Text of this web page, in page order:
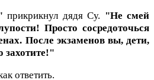
прикрикнул дядя Су. "Не смей
Просто сосредоточься
После экзаменов вы, дети,
захотите!"
ответить.